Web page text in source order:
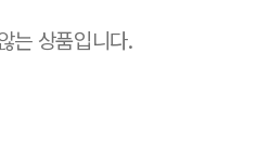
는 상품입니다.